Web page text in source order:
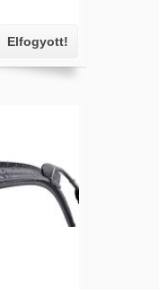
Elfogyott!